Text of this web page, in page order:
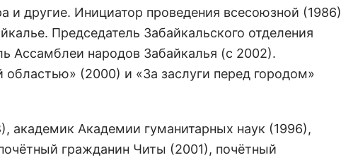
другие. Инициатор проведения всесоюзной (1986)
Председатель Забайкальского отделения
Ассамблеи народов Забайкалья (с 2002).
(2000) и «За заслуги перед городом»
академик Академии гуманитарных наук (1996),
гражданин Читы (2001), почётный